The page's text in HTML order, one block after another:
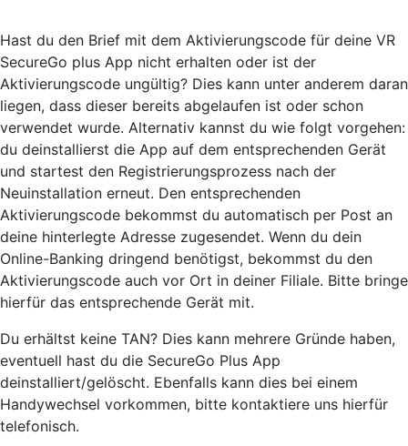
Hast du den Brief mit dem Aktivierungscode für deine VR
SecureGo plus App nicht erhalten oder ist der
Aktivierungscode ungültig? Dies kann unter anderem daran
liegen, dass dieser bereits abgelaufen ist oder schon
verwendet wurde. Alternativ kannst du wie folgt vorgehen:
du deinstallierst die App auf dem entsprechenden Gerät
und startest den Registrierungsprozess nach der
Neuinstallation erneut. Den entsprechenden
Aktivierungscode bekommst du automatisch per Post an
deine hinterlegte Adresse zugesendet. Wenn du dein
Online-Banking dringend benötigst, bekommst du den
Aktivierungscode auch vor Ort in deiner Filiale. Bitte bringe
hierfür das entsprechende Gerät mit.
Du erhältst keine TAN? Dies kann mehrere Gründe haben,
eventuell hast du die SecureGo Plus App
deinstalliert/gelöscht. Ebenfalls kann dies bei einem
Handywechsel vorkommen, bitte kontaktiere uns hierfür
telefonisch.